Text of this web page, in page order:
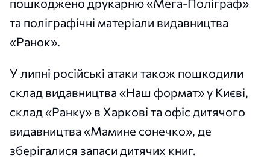
пошкоджено друкарню «Мега-Поліграф»
та поліграфічні матеріали видавництва
«Ранок».
У липні російські атаки також пошкодили
склад видавництва «Наш формат» у Києві,
склад «Ранку» в Харкові та офіс дитячого
видавництва «Мамине сонечко», де
зберігалися запаси дитячих книг.